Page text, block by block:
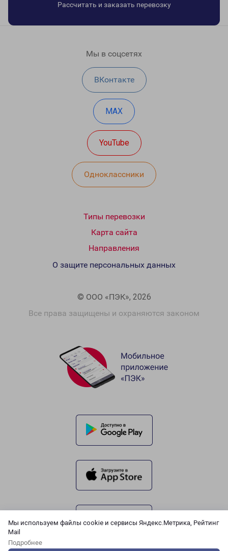
Мы используем файлы cookie и сервисы Яндекс.Метрика, Рейтинг
Mail
Подробнее
Рассчитать и заказать перевозку
Мы в соцсетях
ВКонтакте
MAX
YouTube
Одноклассники
Типы перевозки
Карта сайта
Направления
© ООО «ПЭК», 2026
Все права защищены и охраняются законом
О защите персональных данных